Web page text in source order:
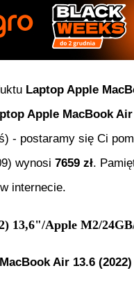
Laptop Apple
Apple MacBook
- postaramy się Ci
) wynosi 7659 zł.
internecie.
13,6"/Apple M2/
Air 13.6